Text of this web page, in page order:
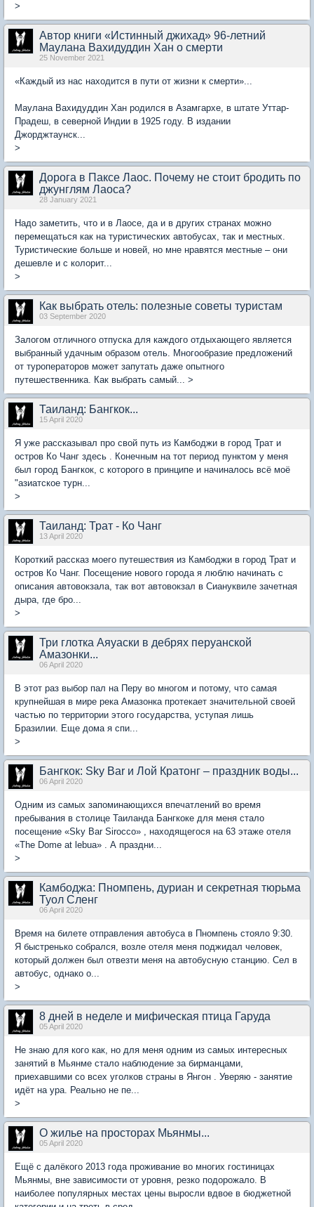
>
Автор книги «Истинный джихад» 96-летний
Маулана Вахидуддин Хан о смерти
25 November 2021
«Каждый из нас находится в пути от жизни к смерти»...
Маулана Вахидуддин Хан родился в Азамгархе, в штате Уттар-
Прадеш, в северной Индии в 1925 году. В издании
Джорджтаунск...
>
Дорога в Паксе Лаос. Почему не стоит бродить по
джунглям Лаоса?
28 January 2021
Надо заметить, что и в Лаосе, да и в других странах можно
перемещаться как на туристических автобусах, так и местных.
Туристические больше и новей, но мне нравятся местные – они
дешевле и с колорит...
>
Как выбрать отель: полезные советы туристам
03 September 2020
Залогом отличного отпуска для каждого отдыхающего является
выбранный удачным образом отель. Многообразие предложений
от туроператоров может запутать даже опытного
путешественника. Как выбрать самый... >
Таиланд: Бангкок...
15 April 2020
Я уже рассказывал про свой путь из Камбоджи в город Трат и
остров Ко Чанг здесь . Конечным на тот период пунктом у меня
был город Бангкок, с которого в принципе и начиналось всё моё
"азиатское турн...
>
Таиланд: Трат - Ко Чанг
13 April 2020
Короткий рассказ моего путешествия из Камбоджи в город Трат и
остров Ко Чанг. Посещение нового города я люблю начинать с
описания автовокзала, так вот автовокзал в Сиануквиле зачетная
дыра, где бро...
>
Три глотка Аяуаски в дебрях перуанской
Амазонки...
06 April 2020
В этот раз выбор пал на Перу во многом и потому, что самая
крупнейшая в мире река Амазонка протекает значительной своей
частью по территории этого государства, уступая лишь
Бразилии. Еще дома я спи...
>
Бангкок: Sky Bar и Лой Кратонг – праздник воды...
06 April 2020
Одним из самых запоминающихся впечатлений во время
пребывания в столице Таиланда Бангкоке для меня стало
посещение «Sky Bar Sirocco» , находящегося на 63 этаже отеля
«The Dome at lebua» . А праздни...
>
Камбоджа: Пномпень, дуриан и секретная тюрьма
Туол Сленг
06 April 2020
Время на билете отправления автобуса в Пномпень стояло 9:30.
Я быстренько собрался, возле отеля меня поджидал человек,
который должен был отвезти меня на автобусную станцию. Сел в
автобус, однако о...
>
8 дней в неделе и мифическая птица Гаруда
05 April 2020
Не знаю для кого как, но для меня одним из самых интересных
занятий в Мьянме стало наблюдение за бирманцами,
приехавшими со всех уголков страны в Янгон . Уверяю - занятие
идёт на ура. Реально не пе...
>
О жилье на просторах Мьянмы...
05 April 2020
Ещё с далёкого 2013 года проживание во многих гостиницах
Мьянмы, вне зависимости от уровня, резко подорожало. В
наиболее популярных местах цены выросли вдвое в бюджетной